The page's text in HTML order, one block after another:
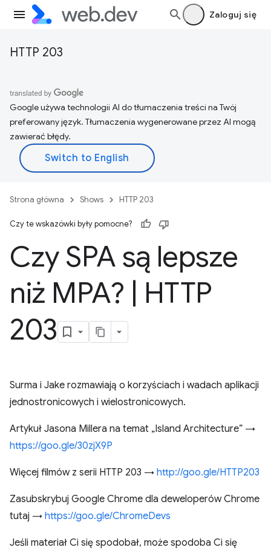
Zaloguj się
HTTP 203
Google używa technologii AI do tłumaczenia treści na Twój
preferowany język. Tłumaczenia wygenerowane przez AI mogą
zawierać błędy.
Strona główna Shows HTTP 203
Czy te wskazówki były pomocne?
Czy SPA są lepsze
niż MPA?
HTTP
203
Surma i Jake rozmawiają o korzyściach i wadach aplikacji
jednostronicowych i wielostronicowych.
Artykuł Jasona Millera na temat „Island Architecture” →
https://goo.gle/30zjX9P
Więcej filmów z serii HTTP 203 → http://goo.gle/HTTP203
Zasubskrybuj Google Chrome dla deweloperów Chrome
tutaj → https://goo.gle/ChromeDevs
Jeśli materiał Ci się spodobał, może spodoba Ci się